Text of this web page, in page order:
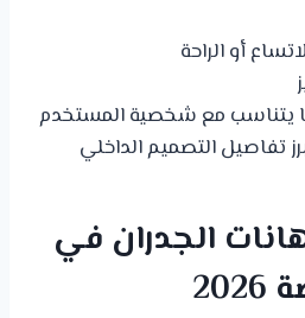
أو الراحة
يتناسب مع شخصية المستخدم
تفاصيل التصميم الداخلي
الجدران في